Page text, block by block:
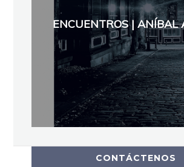
ENCUENTROS | ANÍBAL
CONTÁCTENOS